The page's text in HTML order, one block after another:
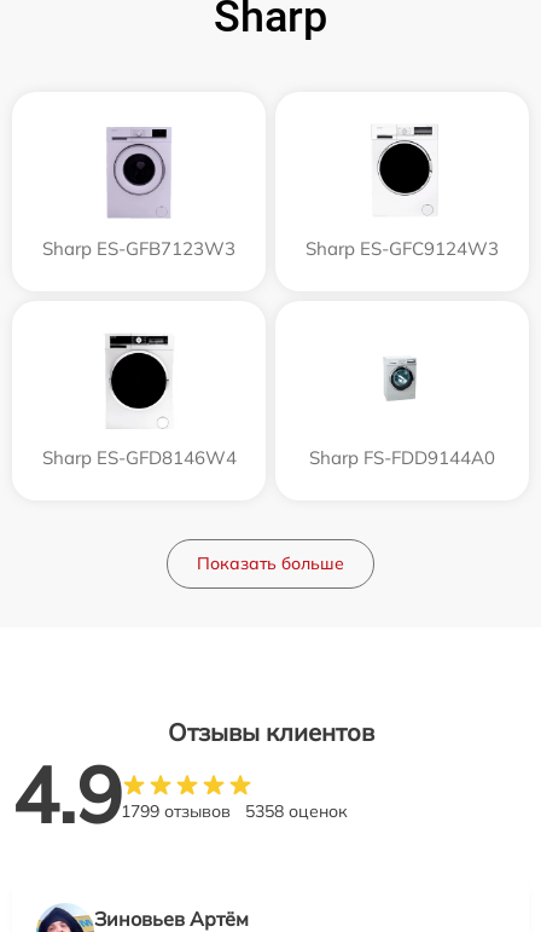
Sharp
Sharp ES-GFB7123W3 Sharp ES-GFC9124W3
Sharp ES-GFD8146W4 Sharp FS-FDD9144A0
Показать больше
Отзывы клиентов
4.91799 отзывов 5358 оценок
Зиновьев Артём